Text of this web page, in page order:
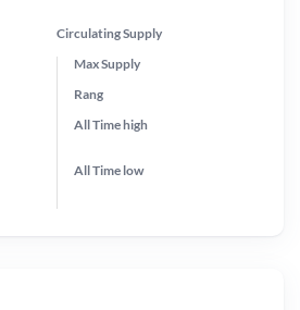
Circulating Supply
Max Supply
Rang
All Timehigh
All Time low